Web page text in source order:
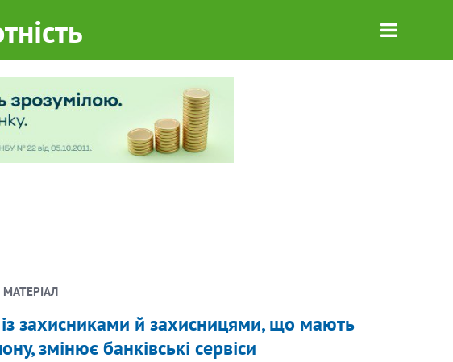
захисниками й захисницями, що мають
змінює банківські сервіси